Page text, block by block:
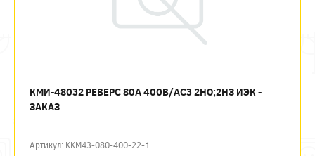
КМИ-48032 РЕВЕРС 80А 400В/АС3 2НО;2НЗ ИЭК -
ЗАКАЗ
Артикул: KKM43-080-400-22-1